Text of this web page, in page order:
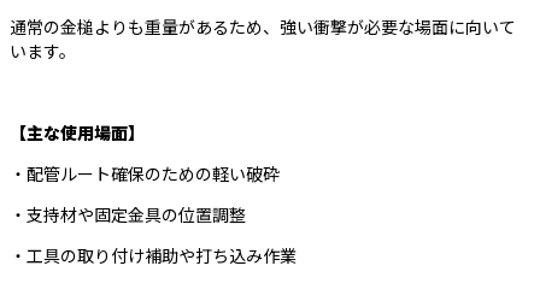
通常の金槌よりも重量があるため、強い衝撃が必要な場面に向いて
います。
【主な使用場面】
・配管ルート確保のための軽い破砕
・支持材や固定金具の位置調整
・工具の取り付け補助や打ち込み作業